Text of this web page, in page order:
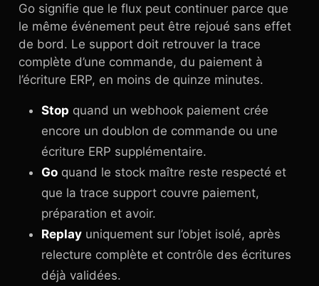
Go signifie que le flux peut continuer parce que
le même événement peut être rejoué sans effet
de bord. Le support doit retrouver la trace
complète d’une commande, du paiement à
l’écriture ERP, en moins de quinze minutes.
Stop quand un webhook paiement crée
encore un doublon de commande ou une
écriture ERP supplémentaire.
Go quand le stock maître reste respecté et
que la trace support couvre paiement,
préparation et avoir.
Replay uniquement sur l’objet isolé, après
relecture complète et contrôle des écritures
déjà validées.